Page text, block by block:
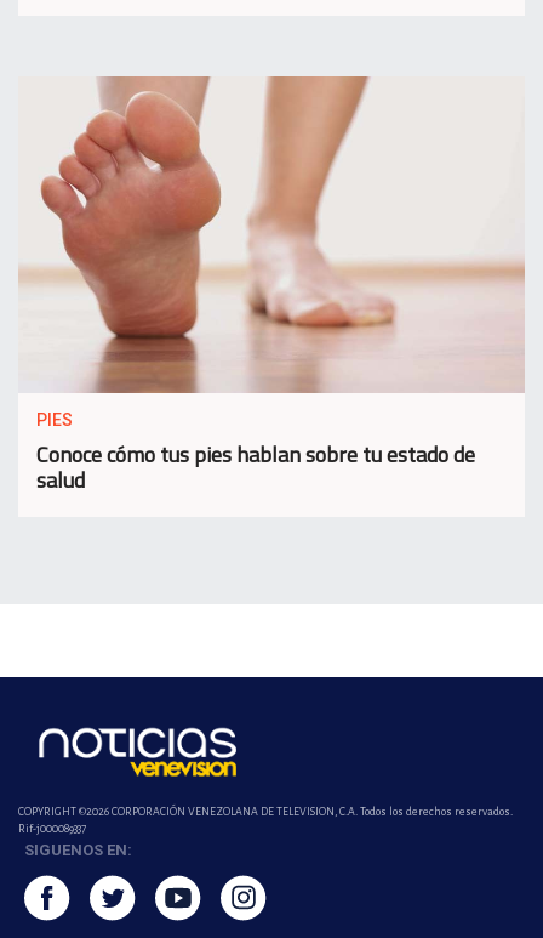
PIES
Conoce cómo tus pies hablan sobre tu estado de
salud
COPYRIGHT ©2026 CORPORACIÓN VENEZOLANA DE TELEVISION, C.A. Todos los derechos reservados.
Rif-j000089337
SIGUENOS EN: